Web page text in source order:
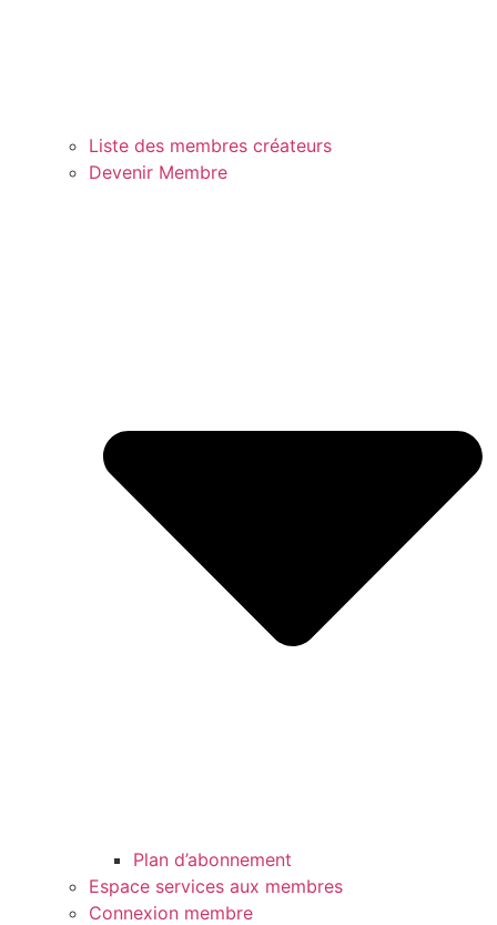
Liste des membres créateurs
Devenir Membre
Plan d’abonnement
Espace services aux membres
Connexion membre